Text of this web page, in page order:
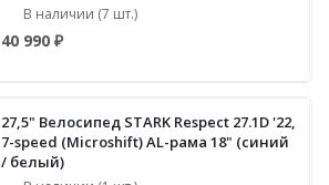
В наличии (7 шт.)
40 990 ₽
27,5" Велосипед STARK Respect 27.1D '22,
7-speed (Microshift) AL-рама 18" (синий
/ белый)